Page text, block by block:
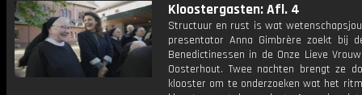
Kloostergasten: Afl. 4
Structuur en rust is wat
presentator Anna Gimbrère zoekt bij
Benedictinessen in de Onze Lieve
Oosterhout. Twee nachten brengt ze
klooster om te onderzoeken wat het